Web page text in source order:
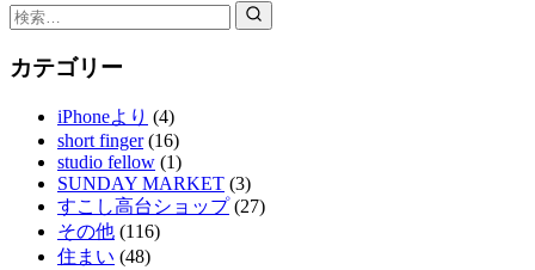
検
索：
カテゴリー
iPhoneより (4)
short finger(16)
studio fellow (1)
SUNDAY MARKET (3)
すこし高台ショップ(27)
その他 (116)
住まい (48)